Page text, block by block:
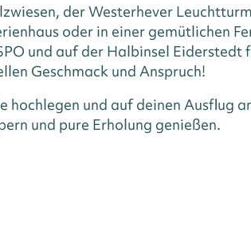
der Westerhever
oder in einer gemütlichen
und auf der Halbinsel Eiderstedt
Geschmack und Anspruch!
hochlegen und auf deinen Ausflug
und pure Erholung genießen.